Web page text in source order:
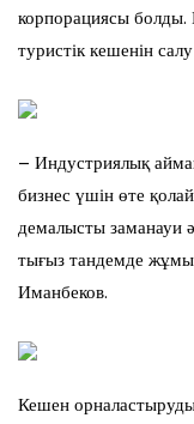
корпорациясы
туристік кешенін
– Индустриялық
бизнес үшін өте
демалысты заманауи
тығыз тандемде
Иманбеков.
Кешен